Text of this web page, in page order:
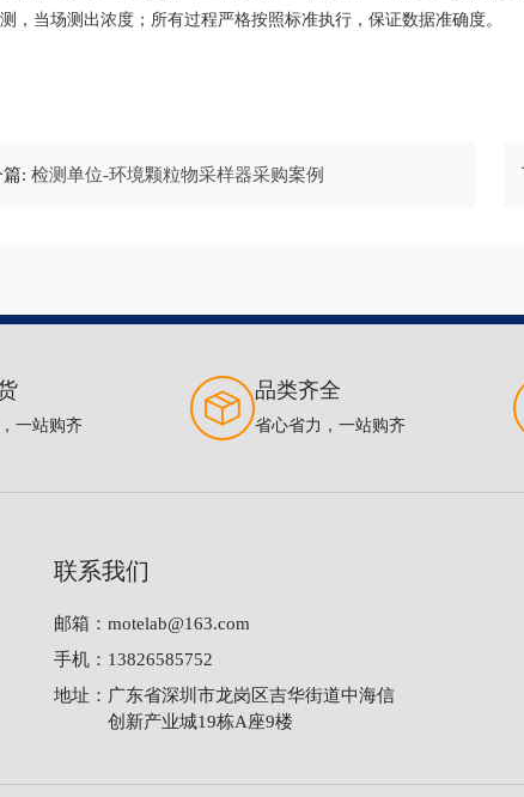
，当场测出浓度；所有过程严格按照标准执行，保证数据准确度。
篇:检测单位-环境颗粒物采样器采购案例
一站购齐
品类齐全
省心省力，一站购齐
联系我们
邮箱：motelab@163.com
手机： 13826585752
地址： 广东省深圳市龙岗区吉华街道中海信
创新产业城19栋A座9楼